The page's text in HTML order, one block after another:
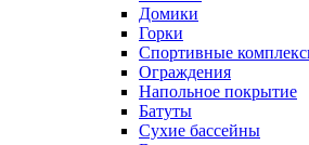
Домики
Горки
Спортивные
Ограждения
Напольное покрытие
Батуты
Сухие бассейны